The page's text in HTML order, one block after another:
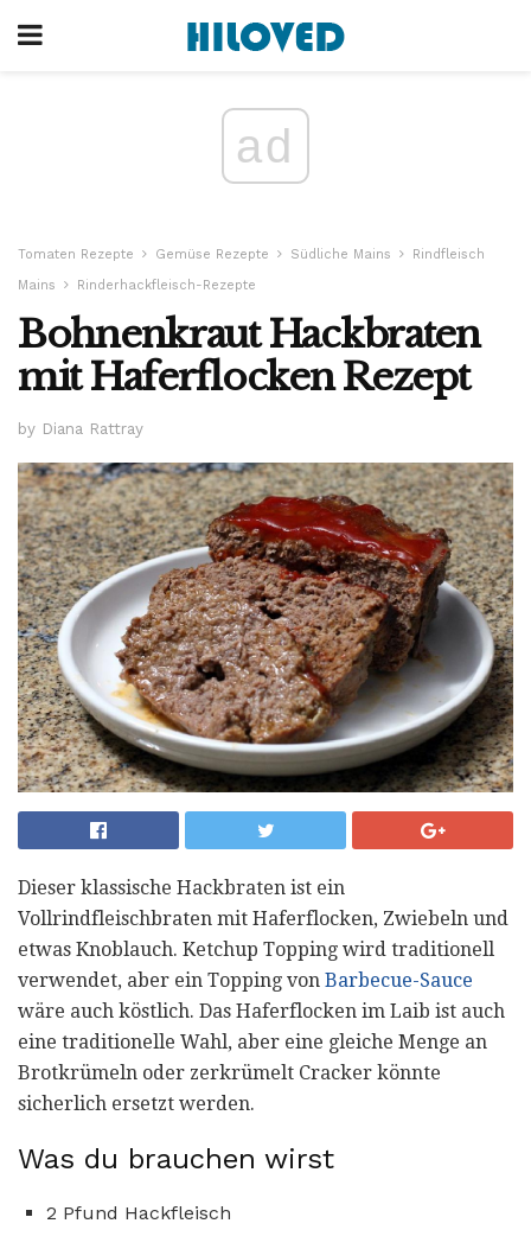
ad
Tomaten Rezepte Gemüse Rezepte Südliche Mains
Rindfleisch
Mains
Rinderhackfleisch-Rezepte
Bohnenkraut Hackbraten
mit Haferflocken Rezept
by Diana Rattray
Dieser klassische Hackbraten ist ein
Vollrindfleischbraten mit Haferflocken, Zwiebeln und
etwas Knoblauch. Ketchup Topping wird traditionell
verwendet, aber ein Topping von Barbecue-Sauce
wäre auch köstlich. Das Haferflocken im Laib ist auch
eine traditionelle Wahl, aber eine gleiche Menge an
Brotkrümeln oder zerkrümelt Cracker könnte
sicherlich ersetzt werden.
Was du brauchen wirst
2 Pfund Hackfleisch